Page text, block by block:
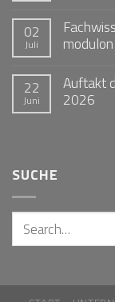
02
Juli
22
Juni
Auftakt
2026
SUCHE